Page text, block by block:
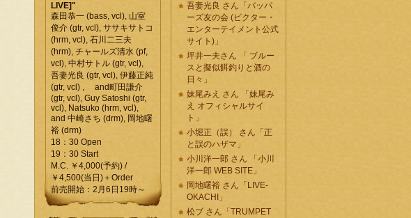
LIVE]"
森田恭一 (bass, vcl), 山室
俊介 (gtr, vcl), ササキサトコ
(hrm, vcl), 石川二三夫
(hrm), チャールズ清水 (pf,
vcl), 中村サトル (gtr, vcl),
吾妻光良 (gtr, vcl), 伊藤正純
(gtr, vcl) , and町田謙介
(gtr, vcl), Guy Satoshi (gtr,
vcl), Natsuko (hrm, vcl),
and 中崎さち (drm), 岡地曙
裕 (drm)
18：30 Open
19：30 Start
M.C. ￥4,000(予約) /
￥4,500(当日)＋Order
前売開始：2月6日19時～
吾妻光良 さん「バッパ
ーズ友の会 (ビクター・
エンターテイメント公式
サイト)」
坪井一夫さん 「 ブルー
スと擬似餌釣りと酒の
日々」
妹尾みえ さん 「妹尾み
え オフィシャルサイ
ト」
小堀正（誤） さん「正
と誤のハザマ」
小川洋一郎 さん 「小川
洋一郎 WEB SITE」
岡地曙裕 さん「LIVE-
OKACHI」
松ブ さん「TRUMPET